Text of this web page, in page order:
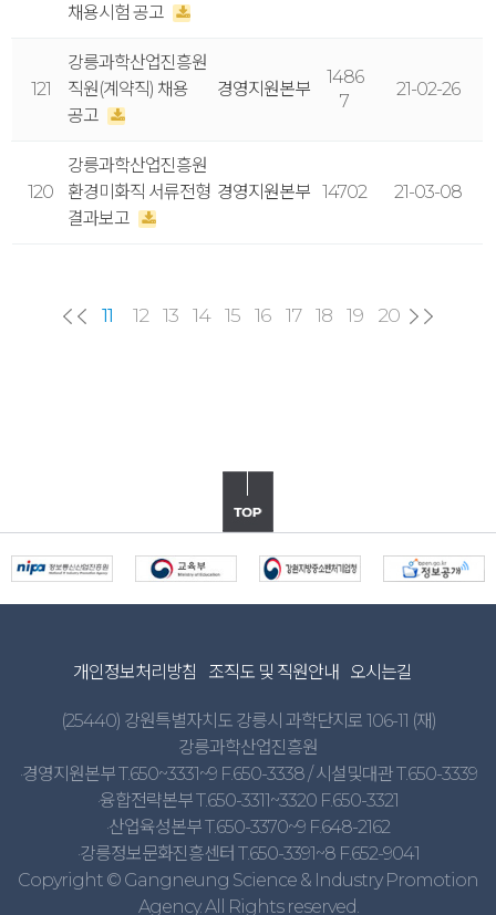
채용시험 공고
121
강릉과학산업진흥원
직원(계약직) 채용
공고
경영지원본부
1486
7
21-02-26
120
강릉과학산업진흥원
환경미화직 서류전형
결과보고
경영지원본부 14702 21-03-08
11 12 13 14 15 16 17 18 19 20
개인정보처리방침 조직도 및 직원안내 오시는길
(25440) 강원특별자치도 강릉시 과학단지로 106-11 (재)
강릉과학산업진흥원
·경영지원본부 T.650~3331~9 F.650-3338 / 시설및대관 T.650-3339
·융합전략본부 T.650-3311~3320 F.650-3321
·산업육성본부 T.650-3370~9 F.648-2162
·강릉정보문화진흥센터 T.650-3391~8 F.652-9041
Copyright © Gangneung Science & Industry Promotion
Agency. All Rights reserved.